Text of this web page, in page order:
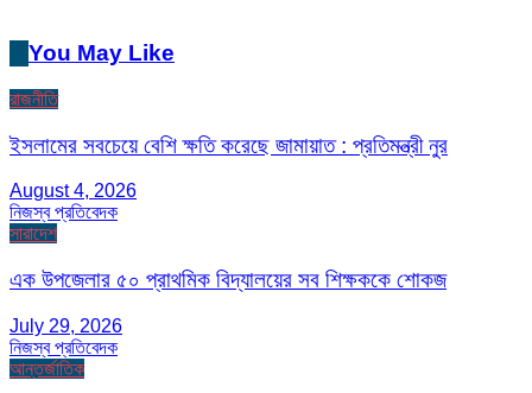
You May Like
রাজনীতি
ইসলামের সবচেয়ে বেশি ক্ষতি করেছে জামায়াত : প্রতিমন্ত্রী নুর
August 4, 2026
নিজস্ব প্রতিবেদক
সারাদেশ
এক উপজেলার ৫০ প্রাথমিক বিদ্যালয়ের সব শিক্ষককে শোকজ
July 29, 2026
নিজস্ব প্রতিবেদক
আন্তর্জাতিক